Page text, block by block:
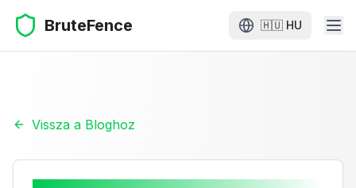
BruteFence 🇭🇺 HU
Vissza a Bloghoz